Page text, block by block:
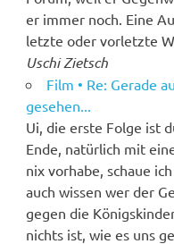
er immer noch. Eine
letzte oder vorletzte
Uschi Zietsch
Film • Re: Gerade
gesehen...
Ui, die erste Folge ist
Ende, natürlich mit
nix vorhabe, schaue
auch wissen wer der
gegen die
nichts ist, wie es uns